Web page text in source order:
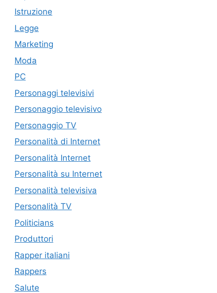
Istruzione
Legge
Marketing
Moda
PC
Personaggi televisivi
Personaggio televisivo
Personaggio TV
Personalità di Internet
Personalità Internet
Personalità su Internet
Personalità televisiva
Personalità TV
Politicians
Produttori
Rapper italiani
Rappers
Salute